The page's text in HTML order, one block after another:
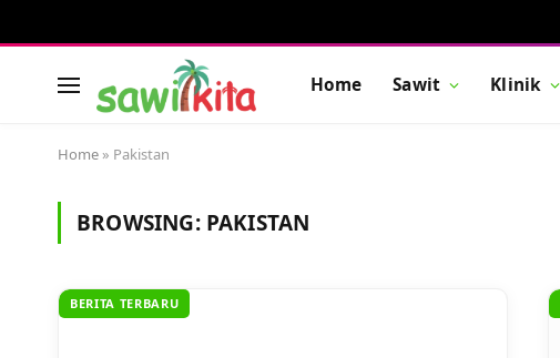
Home Sawit Klinik
Home » Pakistan
BROWSING: PAKISTAN
BERITA TERBARU